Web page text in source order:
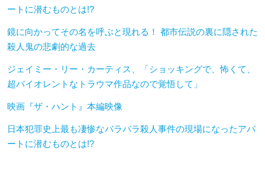
ートに潜むものとは!?
鏡に向かってその名を呼ぶと現れる！ 都市伝説の裏に隠された
殺人鬼の悲劇的な過去
ジェイミー・リー・カーティス、「ショッキングで、怖くて、
超バイオレントなトラウマ作品なので覚悟して」
映画『ザ・ハント』本編映像
日本犯罪史上最も凄惨なバラバラ殺人事件の現場になったアパ
ートに潜むものとは!?